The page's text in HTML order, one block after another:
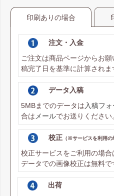
印刷ありの場合
注文・入金
ご注文は商品ページからお
稿完了日を基準に計算されま
データ入稿
5MBまでのデータは 入稿フォ
合は メールでお送りください
校正 （※サービスを利用の
校正サービスをご利用の場合
データでの画像校正は無料で
出荷